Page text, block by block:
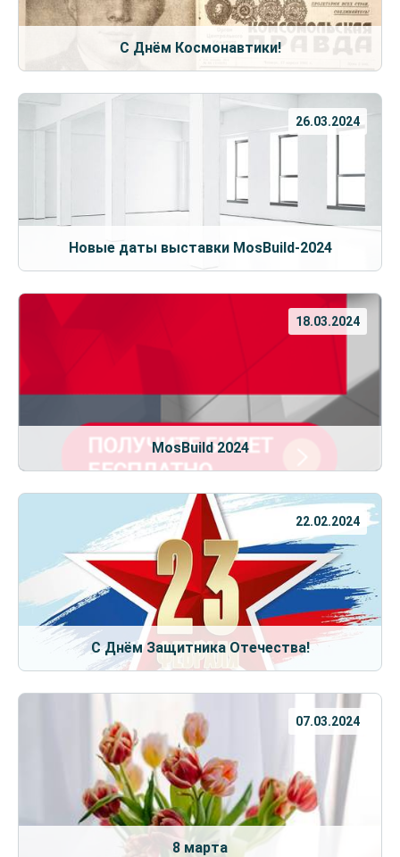
С Днём Космонавтики!
26.03.2024
Новые даты выставки MosBuild-2024
18.03.2024
MosBuild 2024
22.02.2024
С Днём Защитника Отечества!
07.03.2024
8 марта